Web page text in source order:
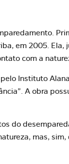
em 2005. Ela,
com a
Instituto
A obra
do
mas,